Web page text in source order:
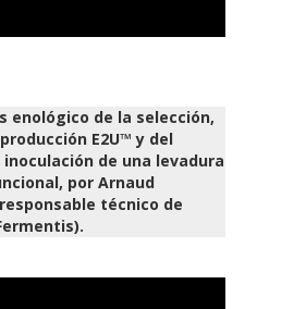
enológico de la selección,
E2U™ y del
de una levadura
por Arnaud
técnico de